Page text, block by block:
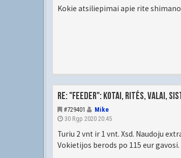
Kokie atsiliepimai apie rite shimano
Re: "Feeder": kotai, ritės, valai,
#729401
Mike
30 Rgp 2020 20:45
Turiu 2 vnt ir 1 vnt. Xsd. Naudoju
Vokietijos berods po 115 eur gavosi.